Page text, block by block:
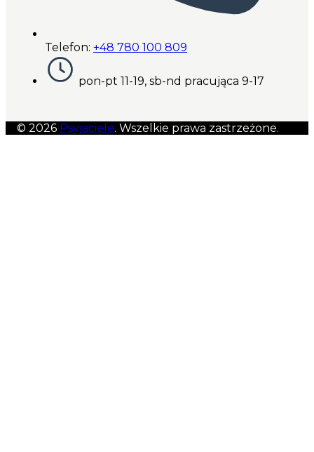
Telefon: +48 780 100 809
pon-pt 11-19, sb-nd pracująca 9-17
© 2026 Psyjaciele. Wszelkie prawa zastrzeżone.